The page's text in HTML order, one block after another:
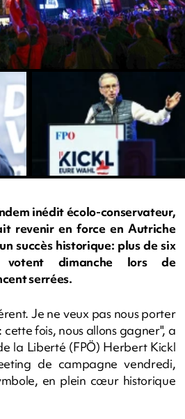
inédit écolo-conservateur,
revenir en force en Autriche
succès historique: plus de six
votent dimanche lors de
serrées.
Je ne veux pas nous porter
cette fois, nous allons gagner", a
la Liberté (FPÖ) Herbert Kickl
de campagne vendredi,
en plein cœur historique